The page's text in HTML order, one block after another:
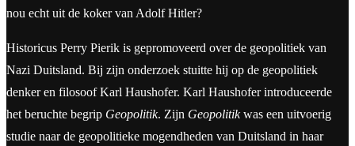
nou echt uit de koker van Adolf Hitler?
Historicus Perry Pierik is gepromoveerd over de geopolitiek van
Nazi Duitsland. Bij zijn onderzoek stuitte hij op de geopolitiek
denker en filosoof Karl Haushofer. Karl Haushofer introduceerde
het beruchte begrip Geopolitik. Zijn Geopolitikwas een uitvoerig
studie naar de geopolitieke mogendheden van Duitsland in haar